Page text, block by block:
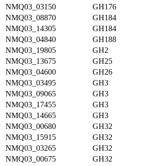
NMQ03_03150
GH176
NMQ03_08870
GH184
NMQ03_14305
GH184
NMQ03_04840
GH188
NMQ03_19805
GH2
NMQ03_13675
GH25
NMQ03_04600
GH26
NMQ03_03495
GH3
NMQ03_09065
GH3
NMQ03_17455
GH3
NMQ03_14665
GH3
NMQ03_00680
GH32
NMQ03_15915
GH32
NMQ03_03265
GH32
NMQ03_00675
GH32